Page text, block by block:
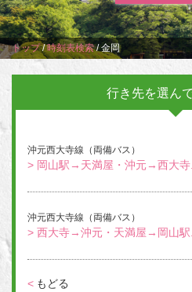
トップ/時刻表検索/金岡
行き先を選ん
沖元西大寺線（両備バス）
> 岡山駅→天満屋・沖元→西大寺
沖元西大寺線（両備バス）
> 西大寺→沖元・天満屋→岡山駅
< もどる